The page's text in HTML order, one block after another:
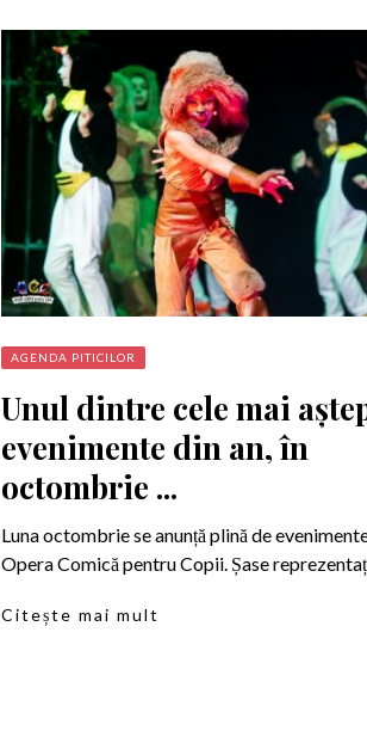
AGENDA PITICILOR
Unul dintre cele mai
evenimente din an, în
octombrie ...
Luna octombrie se anunță plină de
Opera Comică pentru Copii. Șase
Citește mai mult